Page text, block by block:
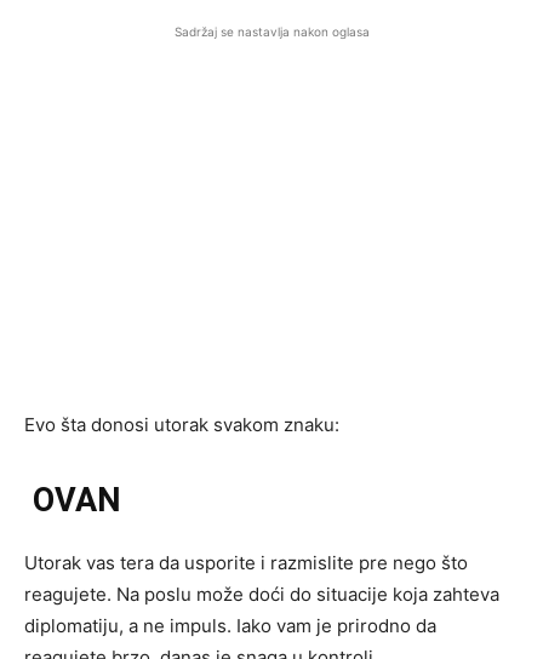
Sadržaj se nastavlja nakon oglasa
Evo šta donosi utorak svakom znaku:
OVAN
Utorak vas tera da usporite i razmislite pre nego što
reagujete. Na poslu može doći do situacije koja zahteva
diplomatiju, a ne impuls. Iako vam je prirodno da